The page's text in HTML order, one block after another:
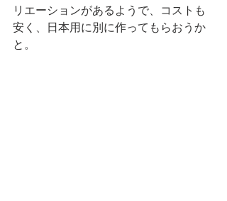
リエーションがあるようで、コストも
安く、日本用に別に作ってもらおうか
と。